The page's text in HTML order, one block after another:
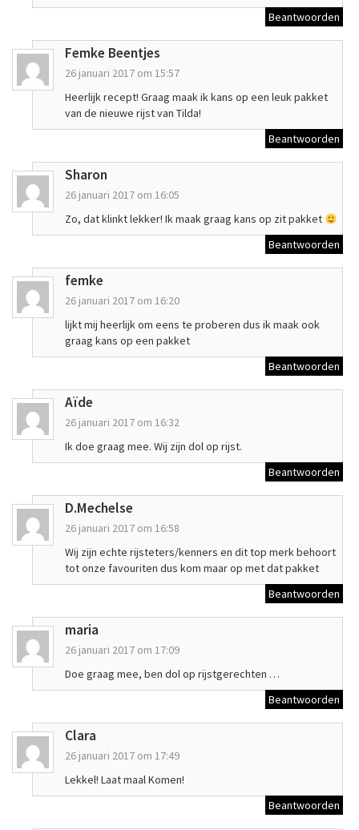
Beantwoorden
Femke Beentjes
26 januari 2017 om 15:57
Heerlijk recept! Graag maak ik kans op een leuk pakket
van de nieuwe rijst van Tilda!
Beantwoorden
Sharon
26 januari 2017 om 16:05
Zo, dat klinkt lekker! Ik maak graag kans op zit pakket
Beantwoorden
femke
26 januari 2017 om 16:20
lijkt mij heerlijk om eens te proberen dus ik maak ook
graag kans op een pakket
Beantwoorden
Aïde
26 januari 2017 om 16:32
Ik doe graag mee. Wij zijn dol op rijst.
Beantwoorden
D.Mechelse
26 januari 2017 om 16:58
Wij zijn echte rijsteters/kenners en dit top merk behoort
tot onze favouriten dus kom maar op met dat pakket
Beantwoorden
maria
26 januari 2017 om 17:09
Doe graag mee, ben dol op rijstgerechten …
Beantwoorden
Clara
26 januari 2017 om 17:49
Lekkel! Laat maal Komen!
Beantwoorden